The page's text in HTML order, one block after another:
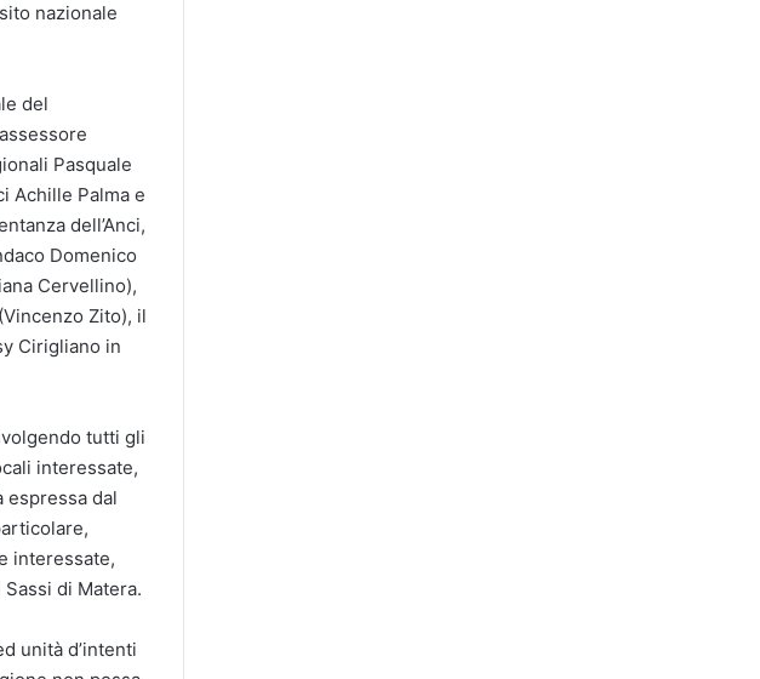
nazionale
del
Pasquale
Achille Palma e
dell’Anci,
Domenico
Cervellino),
Zito), il
Cirigliano in
tutti gli
interessate,
espressa dal
interessate,
di Matera.
unità d’intenti